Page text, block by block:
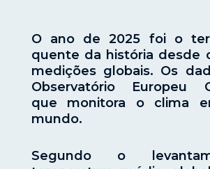
O ano de 2025 foi o
quente da história desde
medições globais. Os
Observatório Europeu
que monitora o clima
mundo.
Segundo o